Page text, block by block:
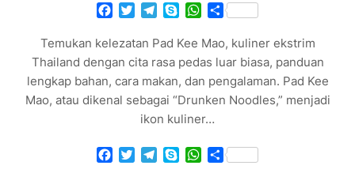
Facebook
TwitterTelegram
SkypeWhatsApp
Share
Temukan kelezatan Pad Kee Mao, kuliner ekstrim
Thailand dengan cita rasa pedas luar biasa, panduan
lengkap bahan, cara makan, dan pengalaman. Pad Kee
Mao, atau dikenal sebagai “Drunken Noodles,” menjadi
ikon kuliner…
Facebook
TwitterTelegram
SkypeWhatsApp
Share